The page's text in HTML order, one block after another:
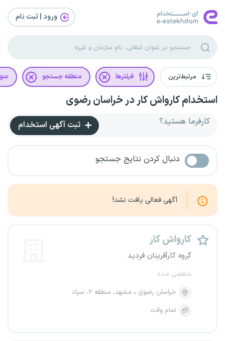
ورود | ثبت‌ نام
مرتبط‌ترین فیلترها منطقه جستجو
استخدام کارواش کار در خراسان رضوی
کارفرما هستید؟ ثبت آگهی استخدام
دنبال کردن نتایج جستجو
آگهی فعالی یافت نشد!
کارواش کار
گروه کارآفرینان فردید
منقضی شده
خراسان رضوی
مشهد، منطقه ۲، سپاد
تمام وقت